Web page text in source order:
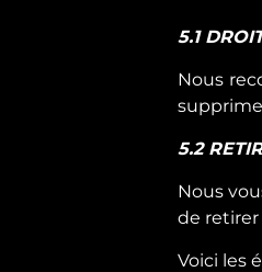
5.1
Nous
5.2
Nous
de retirer
Voici les